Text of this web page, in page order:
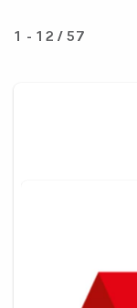
1 - 12 / 57